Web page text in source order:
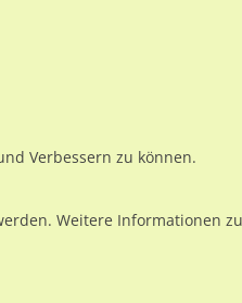
Verbessern zu können.
Weitere Informationen